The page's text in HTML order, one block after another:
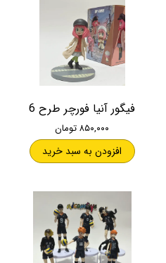
فیگور آنیا فورچر طرح 6
۸۵۰,۰۰۰ تومان
افزودن به سبد خرید